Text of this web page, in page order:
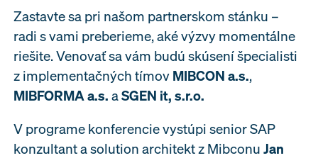
Zastavte sa pri našom partnerskom stánku –
radi s vami preberieme, aké výzvy momentálne
riešite. Venovať sa vám budú skúsení špecialisti
z implementačných tímov MIBCON a.s.,
MIBFORMA a.s. aSGEN it, s.r.o.
V programe konferencie vystúpi senior SAP
konzultant a solution architekt z Mibconu Jan